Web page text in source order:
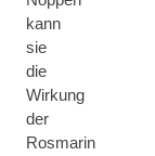
kann
sie
die
Wirkung
der
Rosmarin